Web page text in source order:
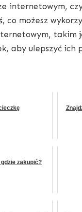
internetowym,
co możesz
aby ulepszyć ich
zakupić?